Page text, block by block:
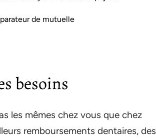
de mutuelle
besoins
les mêmes chez vous que chez
remboursements dentaires, des